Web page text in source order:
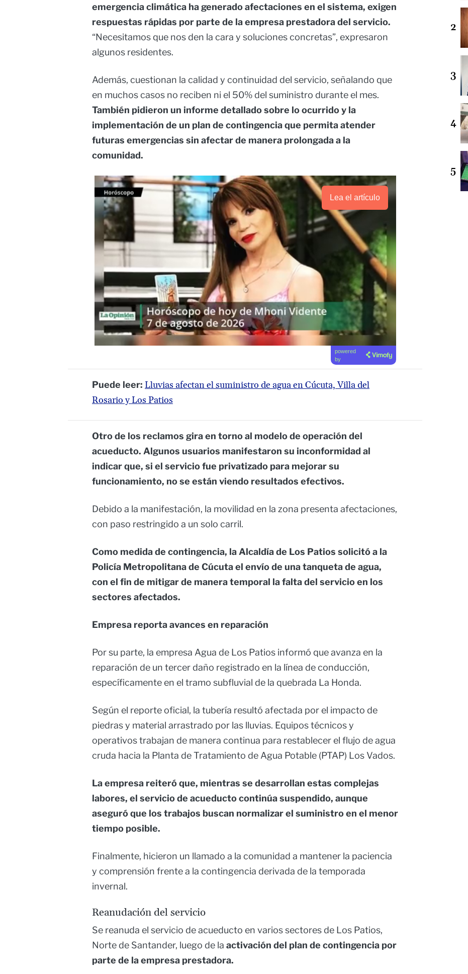
emergencia climática ha generado afectaciones en el sistema, exigen
respuestas rápidas por parte de la empresa prestadora del servicio.
“Necesitamos que nos den la cara y soluciones concretas”, expresaron
algunos residentes.
Además, cuestionan la calidad y continuidad del servicio, señalando que
en muchos casos no reciben ni el 50% del suministro durante el mes.
También pidieron un informe detallado sobre lo ocurrido y la
implementación de un plan de contingencia que permita atender
futuras emergencias sin afectar de manera prolongada a la
comunidad.
Lea el artículo
powered
by
Puede leer: Lluvias afectan el suministro de agua en Cúcuta, Villa del
Rosario y Los Patios
Otro de los reclamos gira en torno al modelo de operación del
acueducto. Algunos usuarios manifestaron su inconformidad al
indicar que, si el servicio fue privatizado para mejorar su
funcionamiento, no se están viendo resultados efectivos.
Debido a la manifestación, la movilidad en la zona presenta afectaciones,
con paso restringido a un solo carril.
Como medida de contingencia, la Alcaldía de Los Patios solicitó a la
Policía Metropolitana de Cúcuta el envío de una tanqueta de agua,
con el fin de mitigar de manera temporal la falta del servicio en los
sectores afectados.
Empresa reporta avances en reparación
Por su parte, la empresa Agua de Los Patios informó que avanza en la
reparación de un tercer daño registrado en la línea de conducción,
específicamente en el tramo subfluvial de la quebrada La Honda.
Según el reporte oficial, la tubería resultó afectada por el impacto de
piedras y material arrastrado por las lluvias. Equipos técnicos y
operativos trabajan de manera continua para restablecer el flujo de agua
cruda hacia la Planta de Tratamiento de Agua Potable (PTAP) Los Vados.
La empresa reiteró que, mientras se desarrollan estas complejas
labores, el servicio de acueducto continúa suspendido, aunque
aseguró que los trabajos buscan normalizar el suministro en el menor
tiempo posible.
Finalmente, hicieron un llamado a la comunidad a mantener la paciencia
y comprensión frente a la contingencia derivada de la temporada
invernal.
Reanudación del servicio
Se reanuda el servicio de acueducto en varios sectores de Los Patios,
Norte de Santander, luego de la activación del plan de contingencia por
parte de la empresa prestadora.